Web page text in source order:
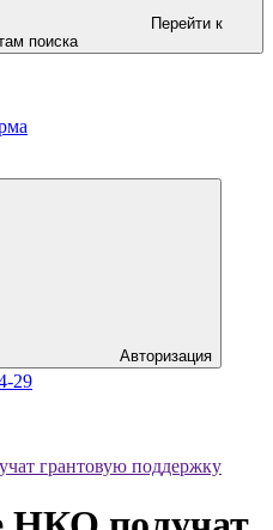
Перейти к
поиска
Авторизация
29
грантовую поддержку